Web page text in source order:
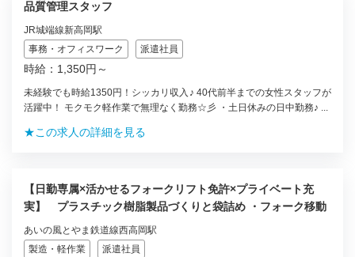
品質管理スタッフ
JR城端線新高岡駅
事務・オフィスワーク
派遣社員
時給：1,350円～
未経験でも時給1350円！シッカリ収入♪ 40代前半までの女性スタッフが
活躍中！ モクモク軽作業で無理なく勤務☆彡 ・土日休みの日中勤務♪ ...
★この求人の詳細を見る
【日勤専属×活かせるフォークリフト免許×プライベート充
実】 プラスチック樹脂製品づくりと袋詰め ・フォーク移動
あいの風とやま鉄道線西高岡駅
製造・軽作業
派遣社員